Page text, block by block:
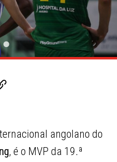
angolano do
, é o MVP da 19.ª